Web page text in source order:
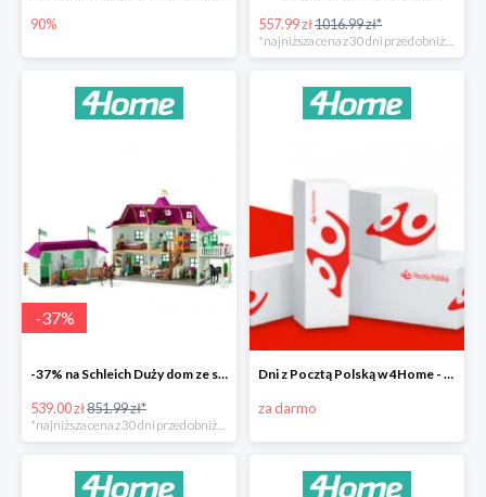
90% 557.99 zł1016.99 zł*
-37%
-37% na Schleich Duży dom ze stajnią i akcesoriami 96 cm
539.00 zł851.99 zł*
*najniższa cena z 30 dni przed obniżką
Dni z Pocztą Polską w 4Home - darmowa dostawa
za darmo